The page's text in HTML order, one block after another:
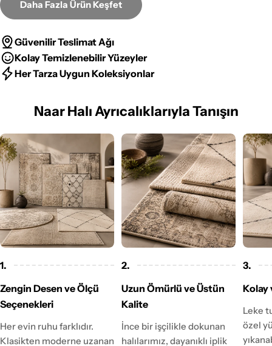
Daha Fazla Ürün Keşfet
Güvenilir Teslimat Ağı
Kolay Temizlenebilir Yüzeyler
Her Tarza Uygun Koleksiyonlar
Naar Halı Ayrıcalıklarıyla Tanışın
1.
Zengin Desen ve Ölçü
Seçenekleri
Her evin ruhu farklıdır.
Klasikten moderne uzanan
2.
Uzun Ömürlü ve Üstün
Kalite
İnce bir işçilikle dokunan
halılarımız, dayanıklı iplik
3.
Kolay
Leke
özel